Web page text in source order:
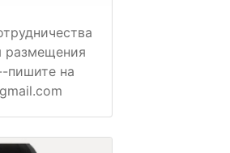
размещения
пишите на